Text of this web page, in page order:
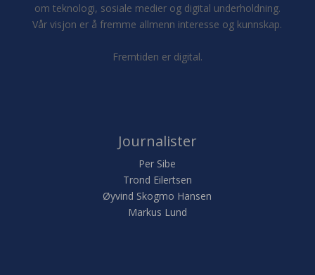
om teknologi, sosiale medier og digital underholdning.
Vår visjon er å fremme allmenn interesse og kunnskap.
Fremtiden er digital.
Journalister
Per Sibe
Trond Eilertsen
Øyvind Skogmo Hansen
Markus Lund